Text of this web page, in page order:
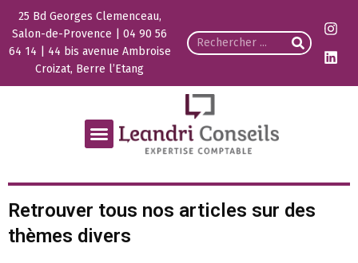
25 Bd Georges Clemenceau,
Salon-de-Provence | 04 90 56
64 14 | 44 bis avenue Ambroise
Croizat, Berre l’Etang
Retrouver tous nos articles sur des
thèmes divers